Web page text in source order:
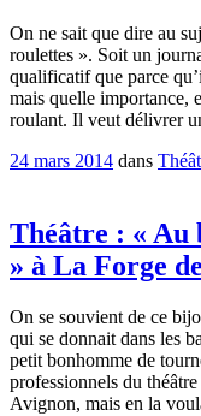
On ne sait que dire au
roulettes ». Soit un
qualificatif que parce
mais quelle importance,
roulant. Il veut délivrer
24 mars 2014 dans
Théâtre : « Au
» à La Forge
On se souvient de ce
qui se donnait dans les
petit bonhomme de
professionnels du
Avignon, mais en la